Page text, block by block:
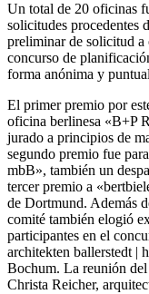
Un total de 20 oficinas
solicitudes procedentes
preliminar de solicitud a
concurso de
forma anónima y
El primer premio por
oficina berlinesa «B+P
jurado a principios de
segundo premio fue
mbB», también un
tercer premio a
de Dortmund. Además
comité también elogió
participantes en el
architekten ballerstedt |
Bochum. La reunión
Christa Reicher,